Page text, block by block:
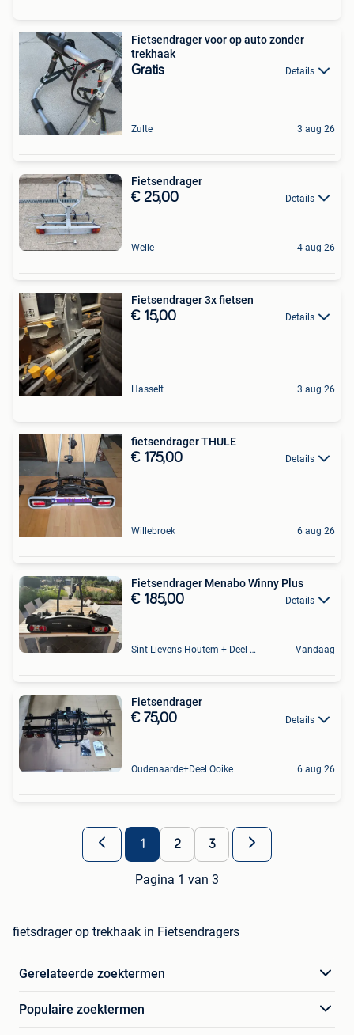
Fietsendrager voor op auto zonder
trekhaak
Gratis Details
Zulte 3 aug 26
Fietsendrager
€ 25,00 Details
Welle 4 aug 26
Fietsendrager 3x fietsen
€ 15,00 Details
Hasselt 3 aug 26
fietsendrager THULE
€ 175,00 Details
Willebroek 6 aug 26
Fietsendrager Menabo Winny Plus
€ 185,00 Details
Sint-Lievens-Houtem + Deel Oombergen Vandaag
Fietsendrager
€ 75,00 Details
Oudenaarde+Deel Ooike 6 aug 26
1 2 3
Pagina 1 van 3
fietsdrager op trekhaak in Fietsendragers
Gerelateerde zoektermen
Populaire zoektermen